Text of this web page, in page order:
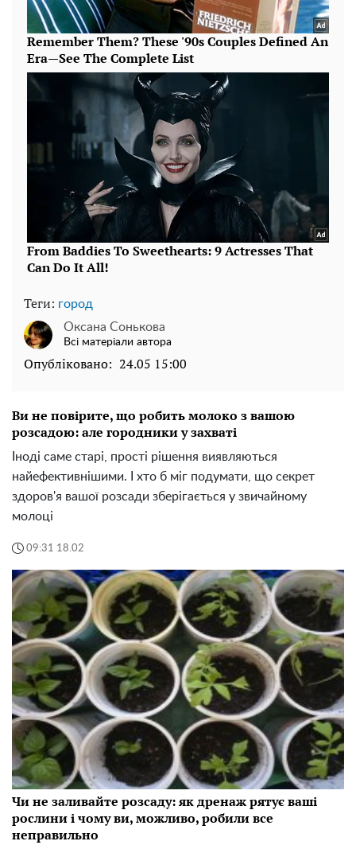
Теги: город
Оксана Сонькова
Всі матеріали автора
Опубліковано: 24.05 15:00
Ви не повірите, що робить молоко з вашою
розсадою: але городники у захваті
Іноді саме старі, прості рішення виявляються
найефективнішими. І хто б міг подумати, що секрет
здоров'я вашої розсади зберігається у звичайному
молоці
09:31 18.02
Чи не заливайте розсаду: як дренаж рятує ваші
рослини і чому ви, можливо, робили все
неправильно